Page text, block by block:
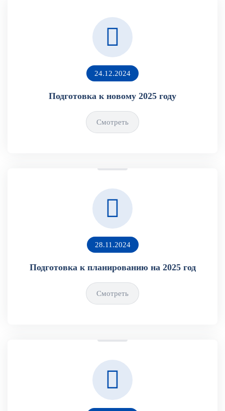
24.12.2024
Подготовка к новому 2025 году
Смотреть
28.11.2024
Подготовка к планированию на 2025 год
Смотреть